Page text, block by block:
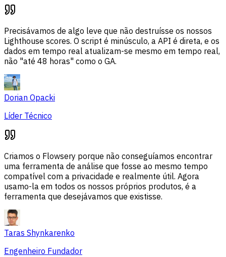
Precisávamos de algo leve que não destruísse os nossos
Lighthouse scores. O script é minúsculo, a API é direta, e os
dados em tempo real atualizam-se mesmo em tempo real,
não "até 48 horas" como o GA.
Dorian Opacki
Líder Técnico
Criamos o Flowsery porque não conseguíamos encontrar
uma ferramenta de análise que fosse ao mesmo tempo
compatível com a privacidade e realmente útil. Agora
usamo-la em todos os nossos próprios produtos, é a
ferramenta que desejávamos que existisse.
Taras Shynkarenko
Engenheiro Fundador